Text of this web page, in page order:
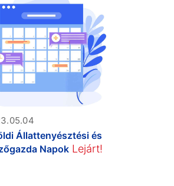
Állattenyésztési és
Napok Lejárt!